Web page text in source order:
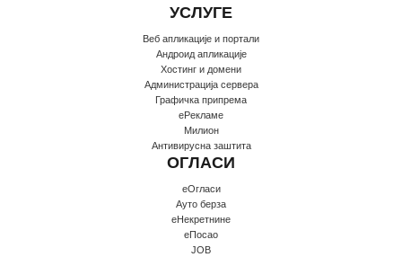
УСЛУГЕ
Веб апликације и портали
Андроид апликације
Хостинг и домени
Администрација сервера
Графичка припрема
еРекламе
Милион
Антивирусна заштита
ОГЛАСИ
еОгласи
Ауто берза
еНекретнине
еПосао
JOB